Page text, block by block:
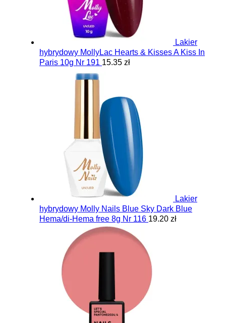
Lakier
hybrydowy MollyLac Hearts & Kisses A Kiss In
Paris 10g Nr 191 15.35 zł
Lakier
hybrydowy Molly Nails Blue Sky Dark Blue
Hema/di-Hema free 8g Nr 116 19.20 zł